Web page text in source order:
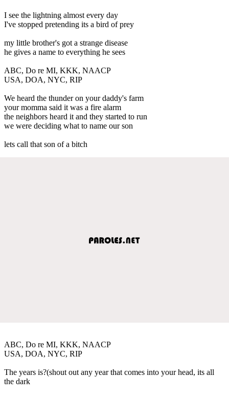
I see the lightning almost every day
I've stopped pretending its a bird of prey
my little brother's got a strange disease
he gives a name to everything he sees
ABC, Do re MI, KKK, NAACP
USA, DOA, NYC, RIP
We heard the thunder on your daddy's farm
your momma said it was a fire alarm
the neighbors heard it and they started to run
we were deciding what to name our son
lets call that son of a bitch
ABC, Do re MI, KKK, NAACP
USA, DOA, NYC, RIP
The years is?(shout out any year that comes into your head, its all
the dark